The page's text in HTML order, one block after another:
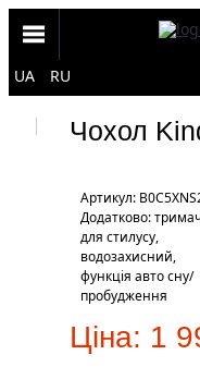
UA RU
Чохол
Артикул:
Додатково:
для стилусу,
водозахисний,
функція авто сну/
пробудження
Ціна: 1